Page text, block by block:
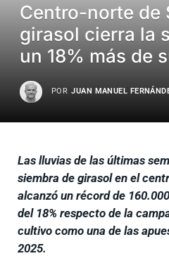
Centro-norte de
girasol cierra la
un 18% más de
POR JUAN MANUEL
Las lluvias de las últimas
siembra de girasol en el
alcanzó un récord de
del 18% respecto de la
cultivo como una de las
2025.